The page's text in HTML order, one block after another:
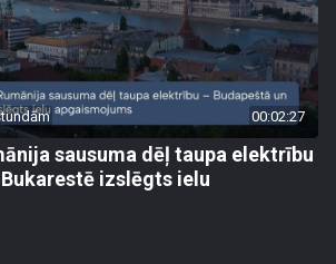
00:02:27
sausuma dēļ taupa elektrību
izslēgts ielu